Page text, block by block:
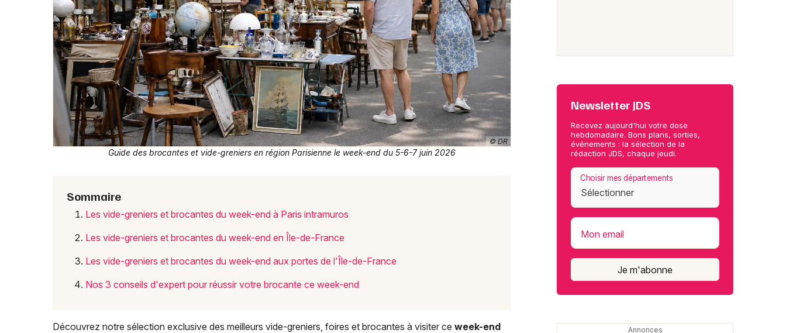
Choisir mes départements
© DR
Guide des brocantes et vide-greniers en région Parisienne le week-end du 5-6-7 juin 2026
Sommaire
Les vide-greniers et brocantes du week-end à Paris intramuros
Les vide-greniers et brocantes du week-end en Île-de-France
Les vide-greniers et brocantes du week-end aux portes de l'Île-de-France
Nos 3 conseils d'expert pour réussir votre brocante ce week-end
Découvrez notre sélection exclusive des meilleurs vide-greniers, foires et brocantes à visiter ce week-end
Newsletter JDS
Recevez aujourd'hui votre dose
hebdomadaire. Bons plans, sorties,
événements : la sélection de la
rédaction JDS, chaque jeudi.
Choisir mes départements
Mon email
Je m'abonne